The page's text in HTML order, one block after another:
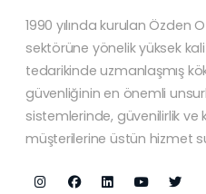
1990 yılında kurulan
sektörüne yönelik yüksek
tedarikinde uzmanlaşmış
güvenliğinin en önemli
sistemlerinde, güvenilirlik
müşterilerine üstün hizmet